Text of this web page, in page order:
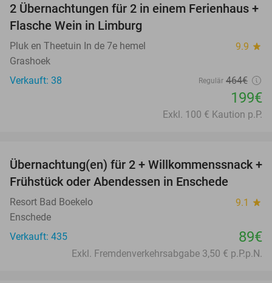
57%
2 Übernachtungen für 2 in einem Ferienhaus +
Flasche Wein in Limburg
Pluk en Theetuin In de 7e hemel 9.9 star
Grashoek
Verkauft: 38
Regulär 464€
199€
Exkl. 100 € Kaution p.P.
Übernachtung(en) für 2 + Willkommenssnack +
Frühstück oder Abendessen in Enschede
Resort Bad Boekelo 9.1 star
Enschede
Verkauft: 435
89€
Exkl. Fremdenverkehrsabgabe 3,50 € p.P.p.N.